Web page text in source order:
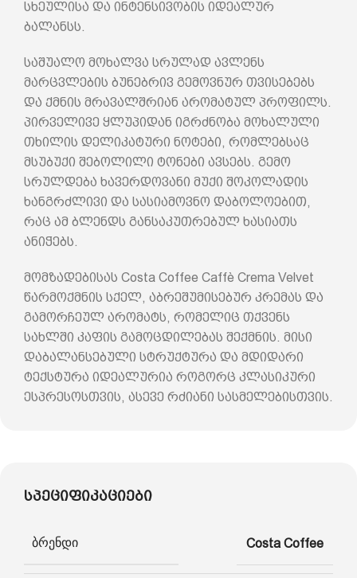
სხეულისა და ინტენსივობის იდეალურ
ბალანსს.
საშუალო მოხალვა სრულად ავლენს
მარცვლების ბუნებრივ გემოვნურ თვისებებს
და ქმნის მრავალშრიან არომატულ პროფილს.
პირველივე ყლუპიდან იგრძნობა მოხალული
თხილის დელიკატური ნოტები, რომლებსაც
მსუბუქი შებოლილი ტონები ავსებს. გემო
სრულდება ხავერდოვანი მუქი შოკოლადის
ხანგრძლივი და სასიამოვნო დაბოლოებით,
რაც ამ ბლენდს განსაკუთრებულ ხასიათს
ანიჭებს.
მომზადებისას Costa Coffee Caffè Crema Velvet
წარმოქმნის სქელ, აბრეშუმისებურ კრემას და
გამორჩეულ არომატს, რომელიც თქვენს
სახლში კაფის გამოცდილებას შექმნის. მისი
დაბალანსებული სტრუქტურა და მდიდარი
ტექსტურა იდეალურია როგორც კლასიკური
ესპრესოსთვის, ასევე რძიანი სასმელებისთვის.
სპეციფიკაციები
ბრენდი Costa Coffee